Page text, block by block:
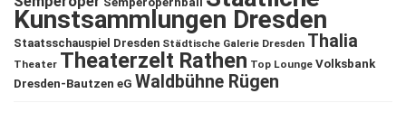
Kunstsammlungen Dresden
Staatsschauspiel Dresden Städtische Galerie Dresden Thalia
Theater Theaterzelt Rathen Top Lounge Volksbank
Dresden-Bautzen eG Waldbühne Rügen